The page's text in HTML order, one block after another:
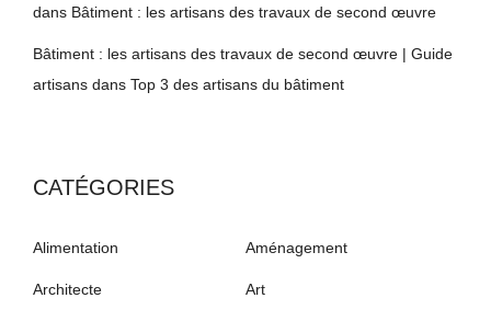
dans Bâtiment : les artisans des travaux de second œuvre
Bâtiment : les artisans des travaux de second œuvre | Guide
artisans dans Top 3 des artisans du bâtiment
CATÉGORIES
Alimentation Aménagement
Architecte Art